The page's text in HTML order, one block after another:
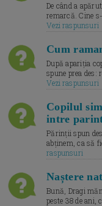
De când a
remarcă. Cine
Vezi raspunsuri
Cum
După apariția
spune prea des:
Vezi raspunsuri
Copilul
intre
Părinții spun
abținem, ca să
raspunsuri
Naștere
Bună, Dragi
peste 38 de ani,